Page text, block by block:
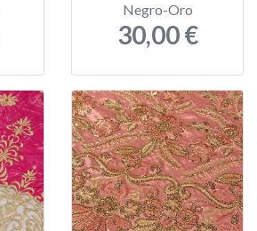
Negro-Oro
30,00 €